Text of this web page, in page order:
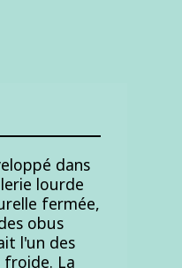
dans
lourde
fermée,
obus
l'un des
froide. La